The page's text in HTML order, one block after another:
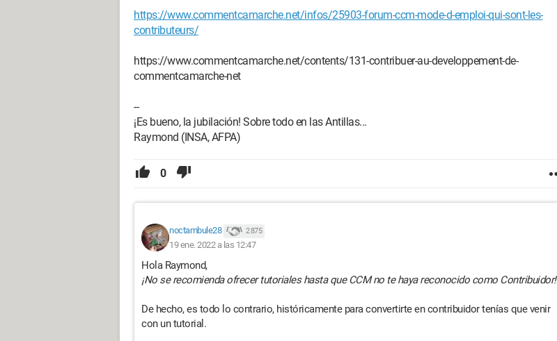
https://www.commentcamarche.net/infos/25903-forum-ccm-mode-d-emploi-qui-sont-les-
contributeurs/
https://www.commentcamarche.net/contents/131-contribuer-au-developpement-de-
commentcamarche-net
--
¡Es bueno, la jubilación! Sobre todo en las Antillas...
Raymond (INSA, AFPA)
0
noctambule28 2 875
19 ene. 2022 a las 12:47
Hola Raymond,
¡No se recomienda ofrecer tutoriales hasta que CCM no te haya reconocido como Contribuidor!
De hecho, es todo lo contrario, históricamente para convertirte en contribuidor tenías que venir
con un tutorial.